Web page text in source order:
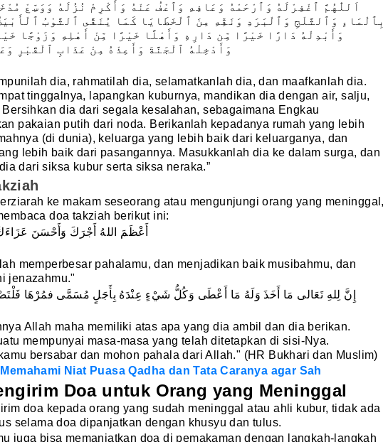
اَللّٰهُمَّ ٱغْفِرْلَهُ وَٱرْحَمْهُ وَعَافِهِ وَٱعْفُ عَنْهُ وَأَكْرِمْ نُزُلَهُ وَوَسِّعْ
بِٱلْمَاءِ وَٱلثَّلْجِ وَٱلْبَرَدِ وَنَقِّهِ مِنَ ٱلْخَطَايَا كَمَا يُنَقَّى ٱلثَّوْبُ
وَأَبْدِلْهُ دَارًا خَيْرًا مِّن دَارِهِ وَأَهْلًا خَيْرًا مِّنْ أَهْلِهِ وَزَوْجًا
وَأَدْخِلْهُ ٱلْجَنَّةَ وَأَعِذْهُ مِنْ عَذَابِ ٱلْقَبْرِ
dia, rahmatilah dia, selamatkanlah dia, dan maafkanlah dia.
tinggalnya, lapangkan kuburnya, mandikan dia dengan air, salju,
dia dari segala kesalahan, sebagaimana Engkau
pakaian putih dari noda. Berikanlah kepadanya rumah yang lebih
(di dunia), keluarga yang lebih baik dari keluarganya, dan
lebih baik dari pasangannya. Masukkanlah dia ke dalam surga, dan
dari siksa kubur serta siksa neraka.”
ke makam seseorang atau mengunjungi orang yang meninggal,
doa takziah berikut ini:
أَعْظَمَ اللهُ أَجْرَكَ وَأَحْسَنَ
memperbesar pahalamu, dan menjadikan baik musibahmu, dan
jenazahmu."
إِنَّ لِلهِ تَعَالى مَا أَخَذَ وَلَهُ مَا أَعْطَى وَكُلُّ شَيْءٍ عِنْدَهُ بِأَجَلٍ مُسَمَّى فمُرْهَا
Allah maha memiliki atas apa yang dia ambil dan dia berikan.
mempunyai masa-masa yang telah ditetapkan di sisi-Nya.
bersabar dan mohon pahala dari Allah." (HR Bukhari dan Muslim)
Memahami Niat Puasa Qadha dan Tata Caranya agar Sah
Doa untuk Orang yang Meninggal
doa kepada orang yang sudah meninggal atau ahli kubur, tidak ada
selama doa dipanjatkan dengan khusyu dan tulus.
juga bisa memanjatkan doa di pemakaman dengan langkah-langkah